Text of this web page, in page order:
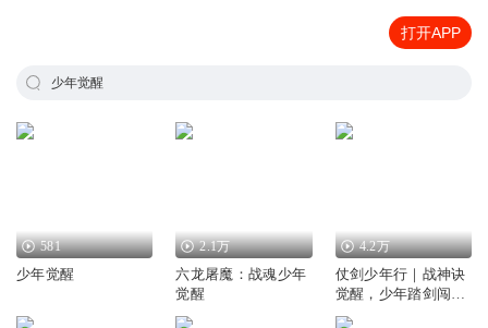
打开APP
少年觉醒
581
少年觉醒
2.1万
六龙屠魔：战魂少年
觉醒
4.2万
仗剑少年行｜战神诀
觉醒，少年踏剑闯九
州